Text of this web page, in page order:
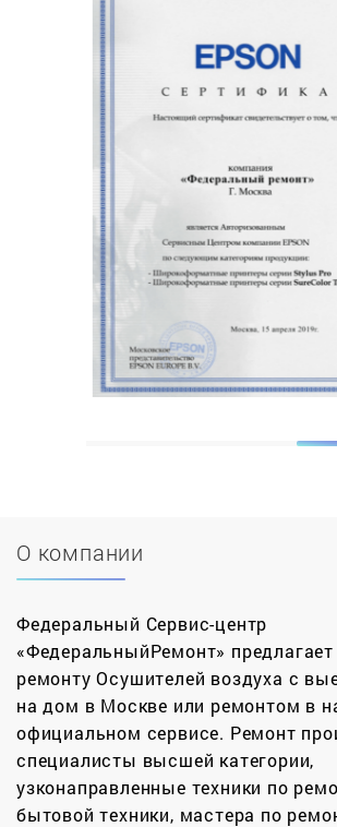
О компании
Федеральный Сервис-центр
«ФедеральныйРемонт» предлагает
ремонту Осушителей воздуха с
на дом в Москве или ремонтом в
официальном сервисе. Ремонт
специалисты высшей категории,
узконаправленные техники по
бытовой техники, мастера по